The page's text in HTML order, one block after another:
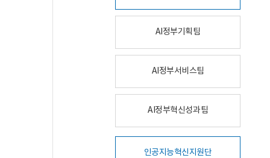
AI정부기획팀
AI정부서비스팀
AI정부혁신성과팀
인공지능혁신지원단